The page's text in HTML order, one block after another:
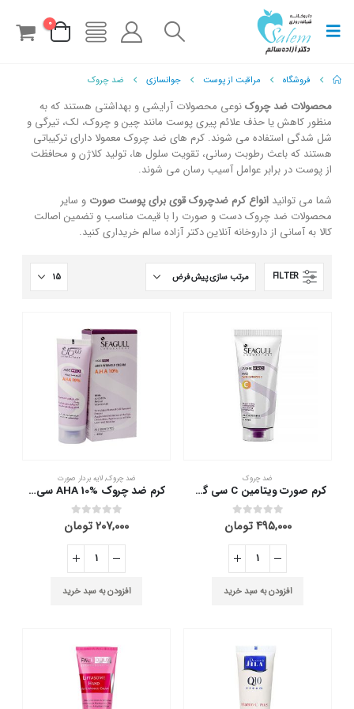
0
فروشگاه مراقبت از پوست جوانسازی ضد چروک
محصولات ضد چروکنوعی محصولات آرایشی و بهداشتی هستند که به
منظور کاهش یا حذف علائم پیری پوست مانند چین و چروک، لک، تیرگی و
شل شدگی استفاده می شوند. کرم های ضد چروک معمولا دارای ترکیباتی
هستند که باعث رطوبت رسانی، تقویت سلول ها، تولید کلاژن و محافظت
از پوست در برابر عوامل آسیب رسان می شوند.
شما می توانید انواع کرم ضدچروک قوی برای پوست صورت و سایر
محصولات ضد چروک دست و صورت را با قیمت مناسب و تضمین اصالت
کالا به آسانی از داروخانه آنلاین دکتر آزاده سالم خریداری کنید.
FILTER
ضد چروک
کرم صورت ویتامین C سی گل 40 میلی لیتر
۴۹۵,۰۰۰تومان
افزودن به سبد خرید
ضد چروک,لایه بردار صورت
کرم ضد چروک AHA 10% سی گل 40 میلی لیتر
۲۰۷,۰۰۰تومان
افزودن به سبد خرید